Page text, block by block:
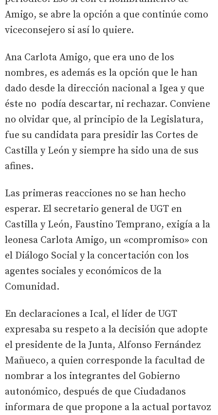
Amigo, se abre la opción a que continúe como
viceconsejero si así lo quiere.
Ana Carlota Amigo, que era uno de los
nombres, es además es la opción que le han
dado desde la dirección nacional a Igea y que
éste no podía descartar, ni rechazar. Conviene
no olvidar que, al principio de la Legislatura,
fue su candidata para presidir las Cortes de
Castilla y León y siempre ha sido una de sus
afines.
Las primeras reacciones no se han hecho
esperar. El secretario general de UGT en
Castilla y León, Faustino Temprano, exigía a la
leonesa Carlota Amigo, un «compromiso» con
el Diálogo Social y la concertación con los
agentes sociales y económicos de la
Comunidad.
En declaraciones a Ical, el líder de UGT
expresaba su respeto a la decisión que adopte
el presidente de la Junta, Alfonso Fernández
Mañueco, a quien corresponde la facultad de
nombrar a los integrantes del Gobierno
autonómico, después de que Ciudadanos
informara de que propone a la actual portavoz